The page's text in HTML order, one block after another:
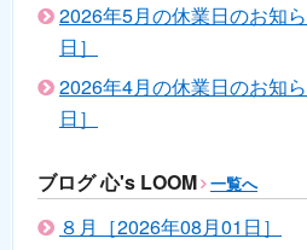
2026年5月の休業日のお知
日］
2026年4月の休業日のお知
日］
ブログ 心's LOOM 一覧へ
８月［2026年08月01日］